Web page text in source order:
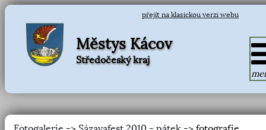
přejít na klasickou verzi webu
Městys Kácov
Středočeský kraj